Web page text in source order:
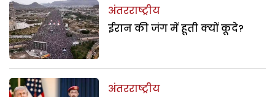
अंतरराष्ट्रीय
ईरान की जंग में हूती क्यों कूदे?
अंतरराष्ट्रीय